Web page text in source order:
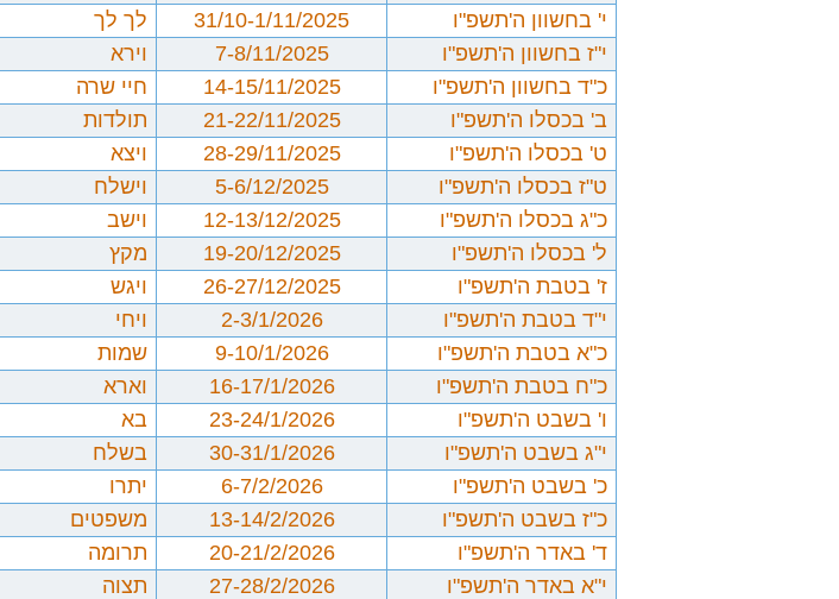
י' בחשוון ה'תשפ"ו
31/10-1/11/2025 לך לך
י"ז בחשוון ה'תשפ"ו
7-8/11/2025 וירא
כ"ד בחשוון ה'תשפ"ו
14-15/11/2025 חיי שרה
ב' בכסלו ה'תשפ"ו
21-22/11/2025 תולדות
ט' בכסלו ה'תשפ"ו
28-29/11/2025 ויצא
ט"ז בכסלו ה'תשפ"ו
5-6/12/2025 וישלח
כ"ג בכסלו ה'תשפ"ו
12-13/12/2025 וישב
ל' בכסלו ה'תשפ"ו
19-20/12/2025 מקץ
ז' בטבת ה'תשפ"ו
26-27/12/2025 ויגש
י"ד בטבת ה'תשפ"ו
2-3/1/2026 ויחי
כ"א בטבת ה'תשפ"ו
9-10/1/2026 שמות
כ"ח בטבת ה'תשפ"ו
16-17/1/2026 וארא
ו' בשבט ה'תשפ"ו
23-24/1/2026 בא
י"ג בשבט ה'תשפ"ו
30-31/1/2026 בשלח
כ' בשבט ה'תשפ"ו
6-7/2/2026 יתרו
כ"ז בשבט ה'תשפ"ו
13-14/2/2026 משפטים
ד' באדר ה'תשפ"ו
20-21/2/2026 תרומה
י"א באדר ה'תשפ"ו
27-28/2/2026 תצוה